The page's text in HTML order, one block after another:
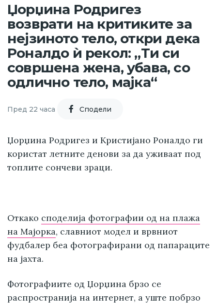
Џорџина Родригез
возврати на критиките за
нејзиното тело, откри дека
Роналдо ѝ рекол: „Ти си
совршена жена, убава, со
одлично тело, мајка“
Пред 22 часа Cподели
Џорџина Родригез и Кристијано Роналдо ги
користат летните денови за да уживаат под
топлите сончеви зраци.
Откако споделија фотографии од на плажа
на Мајорка, славниот модел и врвниот
фудбалер беа фотографирани од папараците
на јахта.
Фотографиите од Џорџина брзо се
распространија на интернет, а уште побрзо